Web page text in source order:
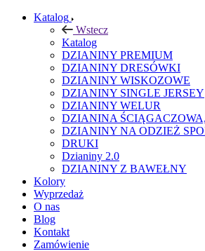
Katalog
Wstecz
Katalog
DZIANINY PREMIUM
DZIANINY DRESÓWKI
DZIANINY WISKOZOWE
DZIANINY SINGLE JERSEY
DZIANINY WELUR
DZIANINA
DZIANINY NA ODZIEŻ
DRUKI
Dzianiny 2.0
DZIANINY Z BAWEŁNY
Kolory
Wyprzedaż
O nas
Blog
Kontakt
Zamówienie